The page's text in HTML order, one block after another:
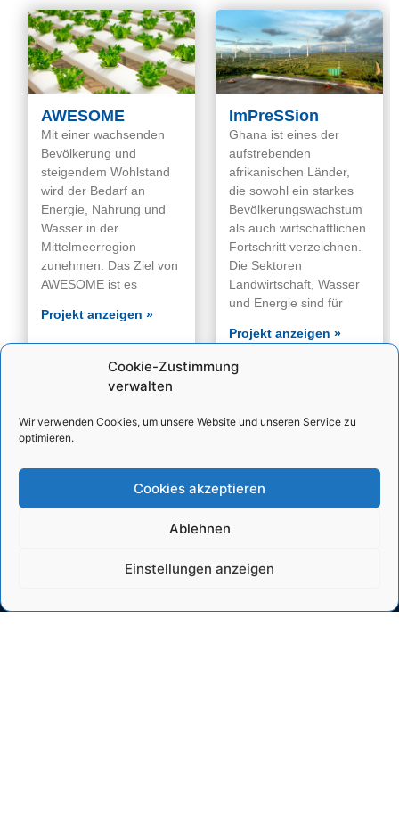
Cookie-Zustimmung
verwalten
Wir verwenden Cookies, um unsere Website und unseren Service zu
optimieren.
Cookies akzeptieren
Ablehnen
Einstellungen anzeigen
AWESOME
Mit einer wachsenden
Bevölkerung und
steigendem Wohlstand
wird der Bedarf an
Energie, Nahrung und
Wasser in der
Mittelmeerregion
zunehmen. Das Ziel von
AWESOME ist es
Projekt anzeigen »
ImPreSSion
Ghana ist eines der
aufstrebenden
afrikanischen Länder,
die sowohl ein starkes
Bevölkerungswachstum
als auch wirtschaftlichen
Fortschritt verzeichnen.
Die Sektoren
Landwirtschaft, Wasser
und Energie sind für
Projekt anzeigen »